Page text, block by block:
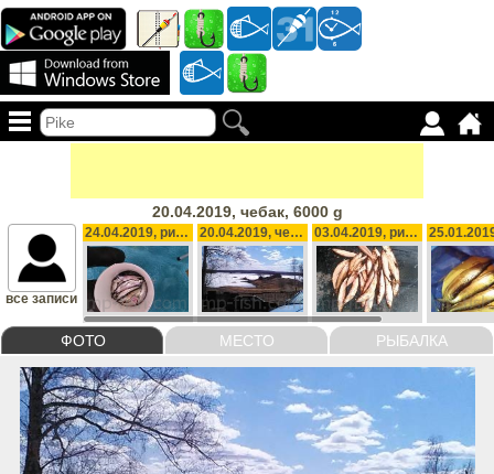
20.04.2019, чебак, 6000 g
ФОТО МЕСТО РЫБАЛКА
все записи
24.04.2019, рипус, 1000 g 20.04.2019, чебак, 6000 g 03.04.2019, рипус, 2600 g